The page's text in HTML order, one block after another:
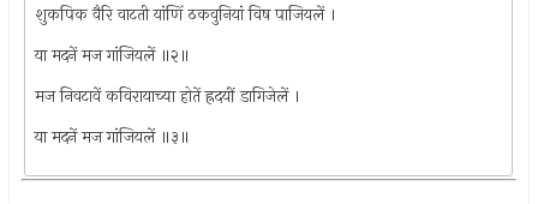
शुकपिक वैरि वाटती यांणिं ठकवुनियां विष पाजियलें ।
या मदनें मज गांजियलें ॥२॥
मज निवटावें कविरायाच्या होतें ह्रदयीं डागिजेलें ।
या मदनें मज गांजियलें ॥३॥